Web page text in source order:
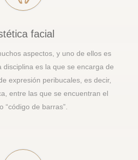
facial
aspectos, y uno de ellos es
disciplina es la que se encarga de
expresión peribucales, es decir,
entre las que se encuentran el
“código de barras”.